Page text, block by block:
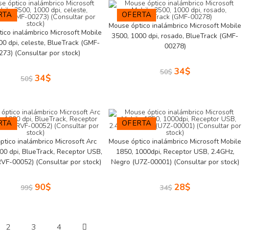
inalámbrico Microsoft Mobile
dpi, celeste, BlueTrack (GMF-
(Consultar por stock)
50$ 34$
OFERTA
Mouse óptico inalámbrico Microsoft Mobile
3500, 1000 dpi, rosado, BlueTrack (GMF-
00278)
50$ 34$
inalámbrico Microsoft Arc
dpi, BlueTrack, Receptor USB,
00052) (Consultar por stock)
99$ 90$
OFERTA
Mouse óptico inalámbrico Microsoft Mobile
1850, 1000dpi, Receptor USB, 2.4GHz,
Negro (U7Z-00001) (Consultar por stock)
34$ 28$
2 3 4